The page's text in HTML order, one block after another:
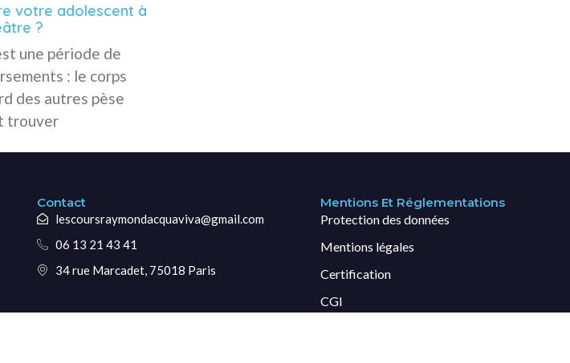
votre adolescent à
?
une période de
: le corps
des autres pèse
trouver
Contact
lescoursraymondacquaviva@gmail.com
06 13 21 43 41
34 rue Marcadet, 75018 Paris
Mentions Et Réglementations
Protection des données
Mentions légales
Certification
CGI